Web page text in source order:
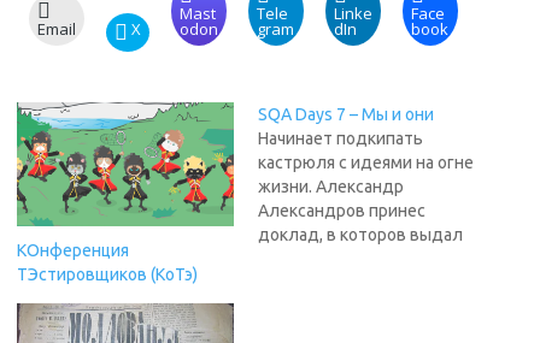
Email X
Mast
odon
Tele
gram
Linke
dIn
Face
book
КОнференция
ТЭстировщиков (КоТэ)
SQA Days 7 – Мы и они
Начинает подкипать
кастрюля с идеями на огне
жизни. Александр
Александров принес
доклад, в которов выдал